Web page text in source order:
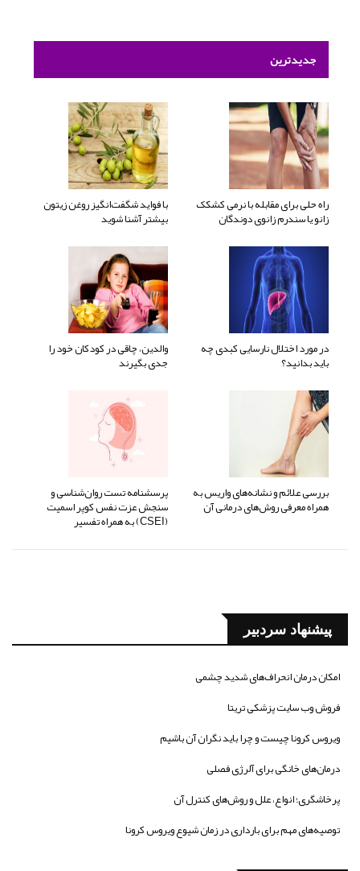
جدیدترین
راه حلی برای مقابله با نرمی کشکک
زانو یا سندرم زانوی دوندگان
با فواید شگفت‌انگیز روغن زیتون
بیشتر آشنا شوید
در مورد اختلال نارسایی کبدی چه
باید بدانید؟
والدین، چاقی در کودکان خود را
جدی بگیرند
بررسی علائم و نشانه‌های واریس به
همراه معرفی روش‌های درمانی آن
پرسشنامه تست روان‌شناسی و
سنجش عزت نفس کوپر اسمیت
(CSEI) به همراه تفسیر
پیشنهاد سردبیر
امکان درمان انحراف‌های شدید چشمی
فروش وب سایت پزشکی تریتا
ویروس کرونا چیست و چرا باید نگران آن باشیم
درمان‌های خانگی برای آلرژی فصلی
پرخاشگری؛ انواع، علل و روش‌های کنترل آن
توصیه‌های مهم برای بارداری در زمان شیوع ویروس کرونا